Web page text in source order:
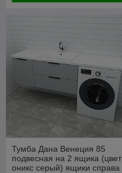
Тумба Дана Венеция 85
подвесная на 2 ящика (цвет
оникс серый) ящики справа